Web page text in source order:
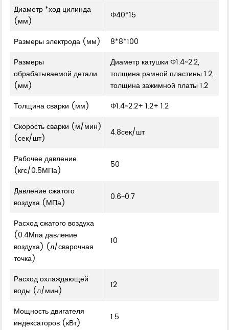
Диаметр *ход цилинда
(мм)
Φ40*15
Размеры электрода (мм)
8*8*100
Размеры
обрабатываемой детали
(мм)
Диаметр катушки Φ1.4~2.2,
толщина рамной пластины 1.2,
толщина зажимной платы 1.2
Толщина сварки (мм)
Φ1.4~2.2+ 1.2+ 1.2
Скорость сварки (м/мин)
(сек/шт)
4.8сек/шт
Рабочее давление
(кгс/0.5МПа)
50
Давление сжатого
воздуха (МПа)
0.6~0.7
Расход сжатого воздуха
(0.4Мпа давление
воздуха) (л/сварочная
точка)
10
Расход охлаждающей
воды (л/мин)
12
Мощность двигателя
индексаторов (кВт)
1.5